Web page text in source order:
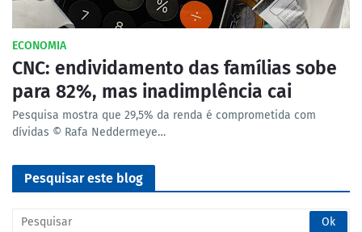
ECONOMIA
CNC: endividamento das famílias sobe
para 82%, mas inadimplência cai
Pesquisa mostra que 29,5% da renda é comprometida com
dívidas © Rafa Neddermeye…
Pesquisar este blog